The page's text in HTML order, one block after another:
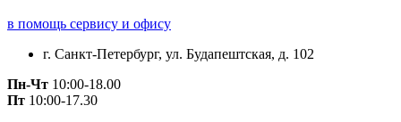
в помощь сервису и офису
г. Санкт-Петербург, ул. Будапештская, д. 102
Пн-Чт 10:00-18.00
Пт 10:00-17.30